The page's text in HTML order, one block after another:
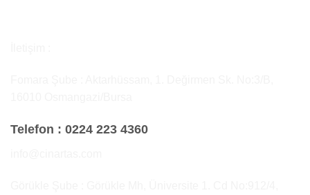
Telefon : 0224 223 4360